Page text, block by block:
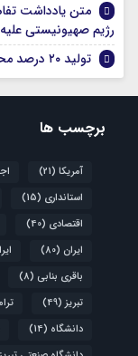
متن یادداشت
رژیم صهیونیستی علیه
تولید ۲۰ درصد محصولات فولادی کشور در بناب
برچسب ها
آمریکا (21)
استانداری (15)
اقتصادی (40)
ایران (80)
باقری بنابی (8)
تبریز (49)
دانشگاه (14)